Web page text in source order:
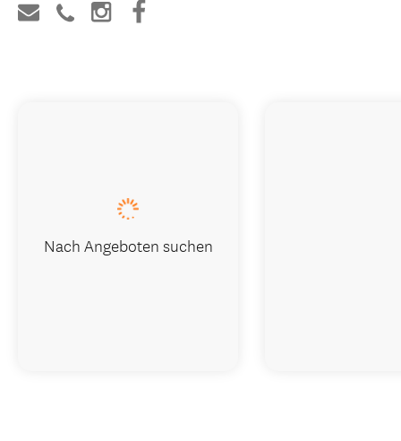
Nach Angeboten suchen